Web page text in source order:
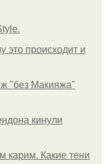
это происходит и
"без Макияжа"
кинули
карим. Какие тени